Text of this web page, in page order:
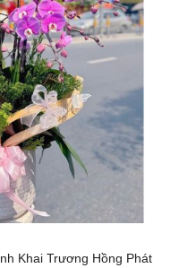
Khai Trương Hồng Phát